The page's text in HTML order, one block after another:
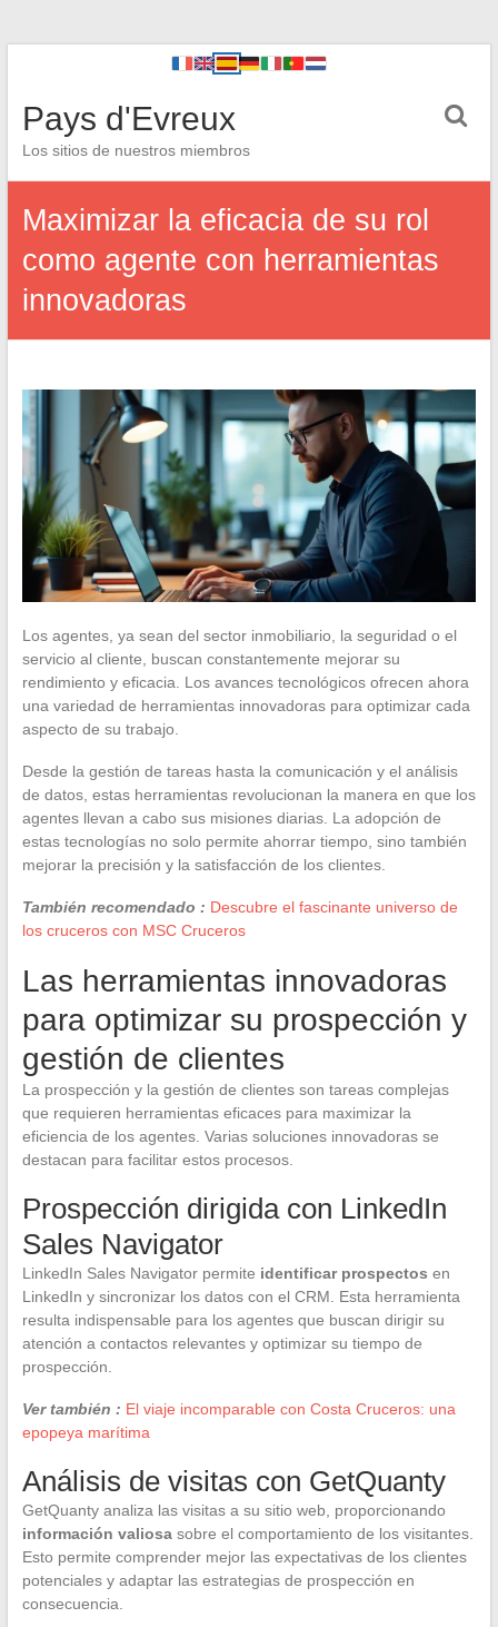
Pays d'Evreux
Los sitios de nuestros miembros
Maximizar la eficacia de su rol
como agente con herramientas
innovadoras
Los agentes, ya sean del sector inmobiliario, la seguridad o el
servicio al cliente, buscan constantemente mejorar su
rendimiento y eficacia. Los avances tecnológicos ofrecen ahora
una variedad de herramientas innovadoras para optimizar cada
aspecto de su trabajo.
Desde la gestión de tareas hasta la comunicación y el análisis
de datos, estas herramientas revolucionan la manera en que los
agentes llevan a cabo sus misiones diarias. La adopción de
estas tecnologías no solo permite ahorrar tiempo, sino también
mejorar la precisión y la satisfacción de los clientes.
También recomendado : Descubre el fascinante universo de
los cruceros con MSC Cruceros
Las herramientas innovadoras
para optimizar su prospección y
gestión de clientes
La prospección y la gestión de clientes son tareas complejas
que requieren herramientas eficaces para maximizar la
eficiencia de los agentes. Varias soluciones innovadoras se
destacan para facilitar estos procesos.
Prospección dirigida con LinkedIn
Sales Navigator
LinkedIn Sales Navigator permite identificar prospectos en
LinkedIn y sincronizar los datos con el CRM. Esta herramienta
resulta indispensable para los agentes que buscan dirigir su
atención a contactos relevantes y optimizar su tiempo de
prospección.
Ver también : El viaje incomparable con Costa Cruceros: una
epopeya marítima
Análisis de visitas con GetQuanty
GetQuanty analiza las visitas a su sitio web, proporcionando
información valiosasobre el comportamiento de los visitantes.
Esto permite comprender mejor las expectativas de los clientes
potenciales y adaptar las estrategias de prospección en
consecuencia.